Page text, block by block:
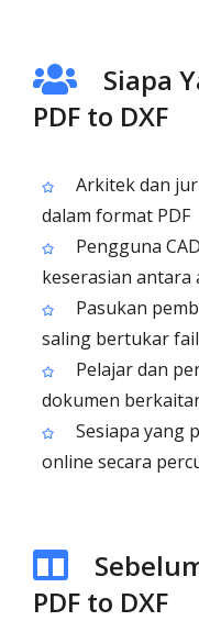
Siapa
PDF to DXF
Arkitek dan
dalam format PDF
Pengguna
keserasian antara
Pasukan
saling bertukar
Pelajar dan
dokumen
Sesiapa yang
online secara
PDF to DXF